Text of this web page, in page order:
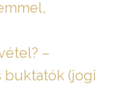
–
buktatók (jogi